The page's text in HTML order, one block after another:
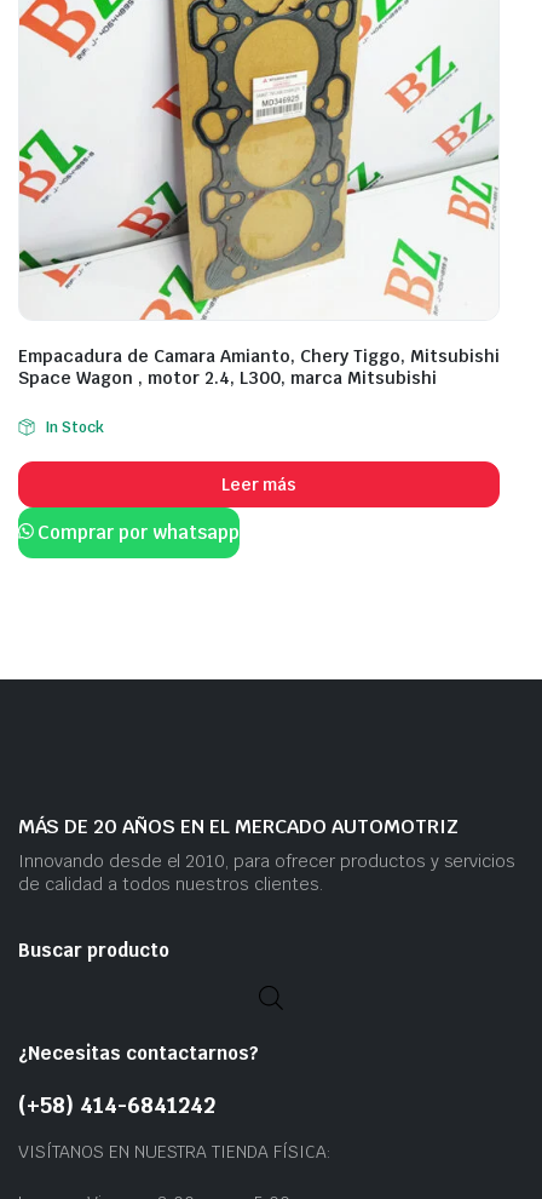
Empacadura de Camara Amianto, Chery Tiggo, Mitsubishi
Space Wagon , motor 2.4, L300, marca Mitsubishi
In Stock
Leer más
Comprar por whatsapp
MÁS DE 20 AÑOS EN EL MERCADO AUTOMOTRIZ
Innovando desde el 2010, para ofrecer productos y servicios
de calidad a todos nuestros clientes.
Buscar producto
¿Necesitas contactarnos?
(+58) 414-6841242
VISÍTANOS EN NUESTRA TIENDA FÍSICA: